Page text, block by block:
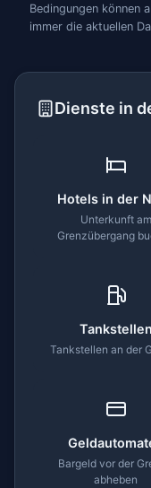
Bedingungen können
immer die aktuellen
Dienste in
Hotels in der
Unterkunft am
Grenzübergang
Tankstellen
Tankstellen an der
Bargeld vor der
abheben